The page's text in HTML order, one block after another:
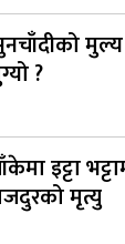
?
इट्टा
मृत्यु